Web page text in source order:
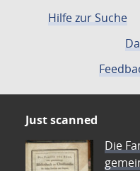
Hilfe zur Suche
Just scanned
Die